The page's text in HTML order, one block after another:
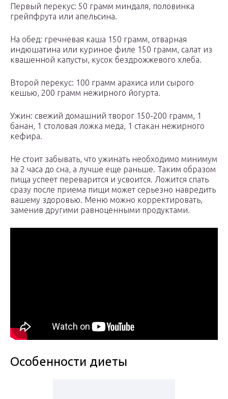
Первый перекус: 50 грамм миндаля, половинка
грейпфрута или апельсина.
На обед: гречневая каша 150 грамм, отварная
индюшатина или куриное филе 150 грамм, салат из
квашенной капусты, кусок бездрожжевого хлеба.
Второй перекус: 100 грамм арахиса или сырого
кешью, 200 грамм нежирного йогурта.
Ужин: свежий домашний творог 150-200 грамм, 1
банан, 1 столовая ложка меда, 1 стакан нежирного
кефира.
Не стоит забывать, что ужинать необходимо минимум
за 2 часа до сна, а лучше еще раньше. Таким образом
пища успеет переварится и усвоится. Ложится спать
сразу после приема пищи может серьезно навредить
вашему здоровью. Меню можно корректировать,
заменив другими равноценными продуктами.
Особенности диеты